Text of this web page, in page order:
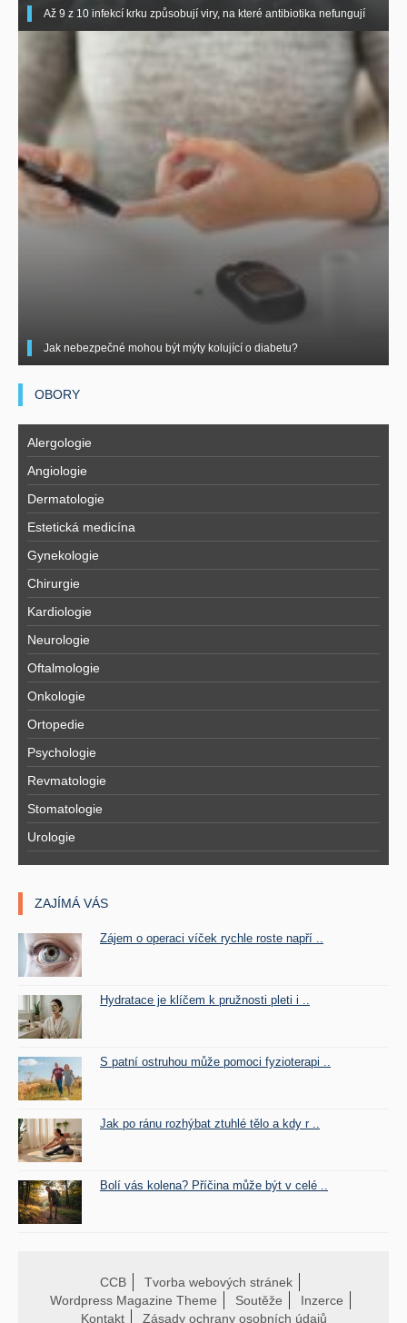
Až 9 z 10 infekcí krku způsobují viry, na které antibiotika nefungují
Jak nebezpečné mohou být mýty kolující o diabetu?
OBORY
Alergologie
Angiologie
Dermatologie
Estetická medicína
Gynekologie
Chirurgie
Kardiologie
Neurologie
Oftalmologie
Onkologie
Ortopedie
Psychologie
Revmatologie
Stomatologie
Urologie
ZAJÍMÁ VÁS
Zájem o operaci víček rychle roste napří ..
Hydratace je klíčem k pružnosti pleti i ..
S patní ostruhou může pomoci fyzioterapi ..
Jak po ránu rozhýbat ztuhlé tělo a kdy r ..
Bolí vás kolena? Příčina může být v celé ..
CCB
Tvorba webových stránek
Wordpress Magazine Theme
Soutěže
Inzerce
Kontakt
Zásady ochrany osobních údajů